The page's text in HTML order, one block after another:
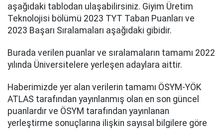
aşağıdaki tablodan ulaşabilirsiniz. Giyim Üretim
Teknolojisi bölümü 2023 TYT Taban Puanları ve
2023 Başarı Sıralamaları aşağıdaki gibidir.
Burada verilen puanlar ve sıralamaların tamamı 2022
yılında Üniversitelere yerleşen adaylara aittir.
Haberimizde yer alan verilerin tamamı ÖSYM-YÖK
ATLAS tarafından yayınlanmış olan en son güncel
puanlardır ve ÖSYM tarafından yayınlanan
yerleştirme sonuçlarına ilişkin sayısal bilgilere göre